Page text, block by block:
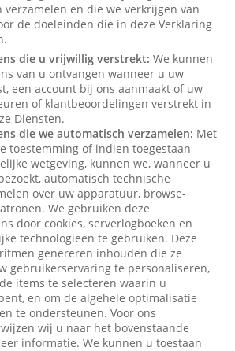
verzamelen en die we verkrijgen van
de doeleinden die in deze Verklaring
die u vrijwillig verstrekt: We kunnen
van u ontvangen wanneer u uw
een account bij ons aanmaakt of uw
of klantbeoordelingen verstrekt in
Diensten.
die we automatisch verzamelen: Met
toestemming of indien toegestaan
wetgeving, kunnen we, wanneer u
automatisch technische
over uw apparatuur, browse-
We gebruiken deze
door cookies, serverlogboeken en
technologieën te gebruiken. Deze
genereren inhouden die ze
gebruikerservaring te personaliseren,
items te selecteren waarin u
en om de algehele optimalisatie
te ondersteunen. Voor ons
wij u naar het bovenstaande
informatie. We kunnen u toestaan